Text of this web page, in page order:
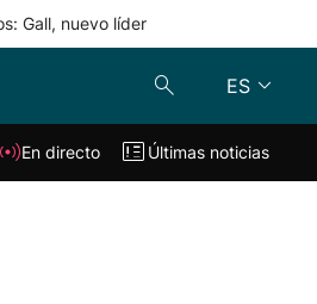
Gall, nuevo líder
ES
Klisk En directo
En directo Últimas noticias